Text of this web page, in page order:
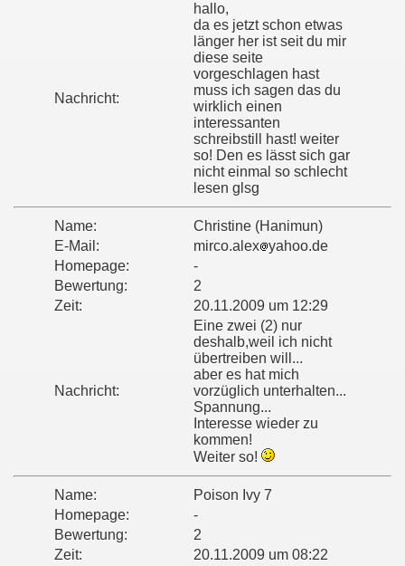
Nachricht:
hallo,
da es jetzt schon etwas
länger her ist seit du mir
diese seite
vorgeschlagen hast
muss ich sagen das du
wirklich einen
interessanten
schreibstill hast! weiter
so! Den es lässt sich gar
nicht einmal so schlecht
lesen glsg
Name:
Christine (Hanimun)
E-Mail:
mirco.alex yahoo.de
Homepage:
-
Bewertung:
2
Zeit:
20.11.2009 um 12:29
Nachricht:
Eine zwei (2) nur
deshalb,weil ich nicht
übertreiben will...
aber es hat mich
vorzüglich unterhalten...
Spannung...
Interesse wieder zu
kommen!
Weiter so!
Name:
Poison Ivy 7
Homepage:
-
Bewertung:
2
Zeit:
20.11.2009 um 08:22